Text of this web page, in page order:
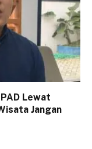
Lewat
Jangan